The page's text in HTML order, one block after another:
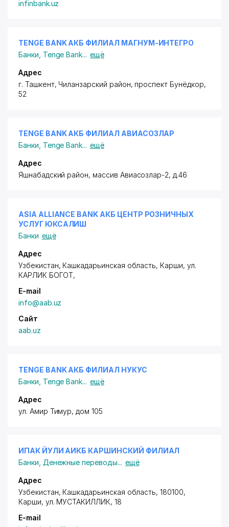
infinbank.uz
TENGE BANK АКБ ФИЛИАЛ МАГНУМ-ИНТЕГРО
Банки Tenge Bank... ещё
Адрес
г. Ташкент, Чиланзарский район, проспект Бунёдкор,
52
TENGE BANK АКБ ФИЛИАЛ АВИАСОЗЛАР
Банки Tenge Bank... ещё
Адрес
Яшнабадский район, массив Авиасозлар-2, д.46
ASIA ALLIANCE BANK АКБ ЦЕНТР РОЗНИЧНЫХ
УСЛУГ ЮКСАЛИШ
Банки ещё
Адрес
Узбекистан, Кашкадарьинская область, Карши, ул.
КАРЛИК БОГОТ,
E-mail
info@aab.uz
Сайт
aab.uz
TENGE BANK АКБ ФИЛИАЛ НУКУС
Банки Tenge Bank... ещё
Адрес
ул. Амир Тимур, дом 105
ИПАК ЙУЛИ АИКБ КАРШИНСКИЙ ФИЛИАЛ
Банки Денежные переводы... ещё
Адрес
Узбекистан, Кашкадарьинская область, 180100,
Карши, ул. МУСТАКИЛЛИК, 18
E-mail